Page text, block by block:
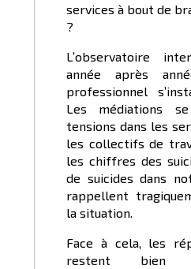
services à bout de
?
L’observatoire
année après
professionnel
Les médiations
tensions dans les
les collectifs de
les chiffres des
de suicides dans
rappellent
la situation.
Face à cela, les
restent bien